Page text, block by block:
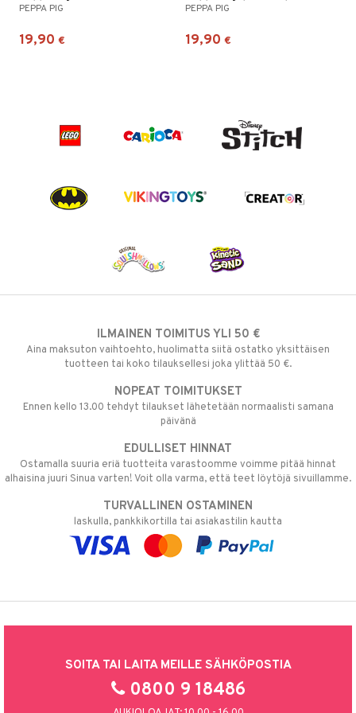
PEPPA PIG
19,90 €
PEPPA PIG
19,90 €
ILMAINEN TOIMITUS YLI 50 €
Aina maksuton vaihtoehto, huolimatta siitä ostatko yksittäisen
tuotteen tai koko tilauksellesi joka ylittää 50 €.
NOPEAT TOIMITUKSET
Ennen kello 13.00 tehdyt tilaukset lähetetään normaalisti samana
päivänä
EDULLISET HINNAT
Ostamalla suuria eriä tuotteita varastoomme voimme pitää hinnat
alhaisina juuri Sinua varten! Voit olla varma, että teet löytöjä sivuillamme.
TURVALLINEN OSTAMINEN
laskulla, pankkikortilla tai asiakastilin kautta
SOITA TAI LAITA MEILLE SÄHKÖPOSTIA
0800 9 18486